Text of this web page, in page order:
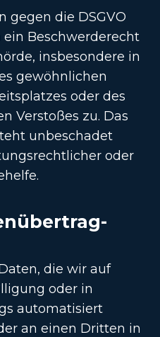
gegen die DSGVO
Beschwerderecht
insbesondere in
gewöhnlichen
oder des
Verstoßes zu. Das
unbeschadet
oder
die wir auf
oder in
automatisiert
an einen Dritten in